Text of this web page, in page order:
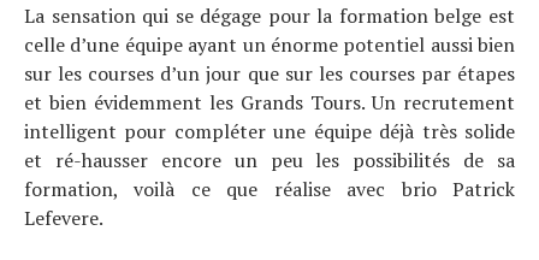
La sensation qui se dégage pour la formation belge est
celle d’une équipe ayant un énorme potentiel aussi bien
sur les courses d’un jour que sur les courses par étapes
et bien évidemment les Grands Tours. Un recrutement
intelligent pour compléter une équipe déjà très solide
et ré-hausser encore un peu les possibilités de sa
formation, voilà ce que réalise avec brio Patrick
Lefevere.